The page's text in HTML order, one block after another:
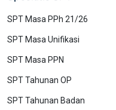
SPT Masa PPh 21/26
SPT Masa Unifikasi
SPT Masa PPN
SPT Tahunan OP
SPT Tahunan Badan